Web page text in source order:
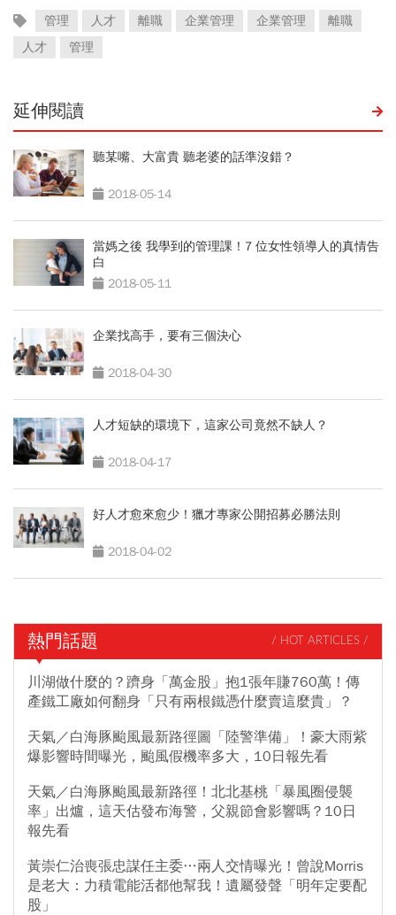
管理 人才 離職 企業管理 企業管理
離職
人才
管理
延伸閱讀
聽某嘴、大富貴 聽老婆的話準沒錯？
2018-05-14
當媽之後 我學到的管理課！7 位女性領導人的真情告
白
2018-05-11
企業找高手，要有三個決心
2018-04-30
人才短缺的環境下，這家公司竟然不缺人？
2018-04-17
好人才愈來愈少！獵才專家公開招募必勝法則
2018-04-02
熱門話題 / HOT ARTICLES /
川湖做什麼的？躋身「萬金股」抱1張年賺760萬！傳
產鐵工廠如何翻身「只有兩根鐵憑什麼賣這麼貴」？
天氣／白海豚颱風最新路徑圖「陸警準備」！豪大雨紫
爆影響時間曝光，颱風假機率多大，10日報先看
天氣／白海豚颱風最新路徑！北北基桃「暴風圈侵襲
率」出爐，這天估發布海警，父親節會影響嗎？10日
報先看
黃崇仁治喪張忠謀任主委…兩人交情曝光！曾說Morris
是老大：力積電能活都他幫我！遺屬發聲「明年定要配
股」